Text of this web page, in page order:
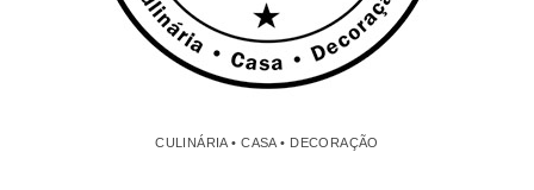
CULINÁRIA • CASA • DECORAÇÃO